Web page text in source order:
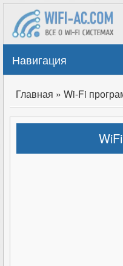
Навигация
Главная » Wi-Fi